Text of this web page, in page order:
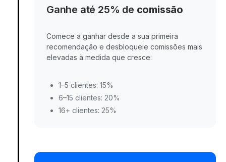
Ganhe até 25% de comissão
Comece a ganhar desde a sua primeira
recomendação e desbloqueie comissões mais
elevadas à medida que cresce:
1–5 clientes: 15%
6–15 clientes: 20%
16+ clientes: 25%